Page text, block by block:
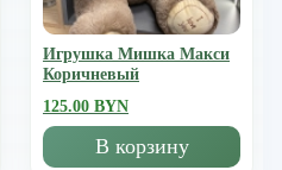
Игрушка Мишка Mакси
Коричневый
125.00 BYN
В корзину